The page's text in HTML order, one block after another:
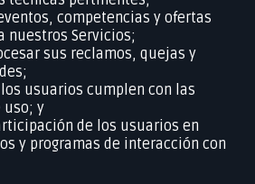
competencias y ofertas
nuestros Servicios;
sus reclamos, quejas y
usuarios cumplen con las
uso; y
de los usuarios en
y programas de interacción con